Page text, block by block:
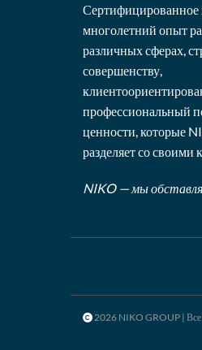
Сертифицированное
многолетний опыт
различных сферах,
совершенству,
профессиональный
ценности, которые
разделяет со своими
NIKO — мы
2026 NIKO GROUP | Все